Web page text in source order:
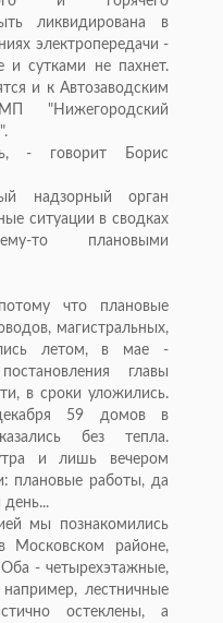
ликвидирована в
электропередачи -
и сутками не пахнет.
и к Автозаводским
"Нижегородский
- говорит Борис
надзорный орган
ситуации в сводках
то плановыми
что плановые
магистральных,
летом, в мае -
главы
в сроки уложились.
59 домов в
без тепла.
и лишь вечером
плановые работы, да
мы познакомились
районе,
- четырехэтажные,
лестничные
остеклены, а